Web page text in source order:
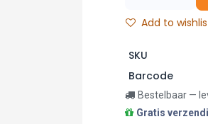
Add to
SKU
Barcode
Bestelbaar —
Gratis